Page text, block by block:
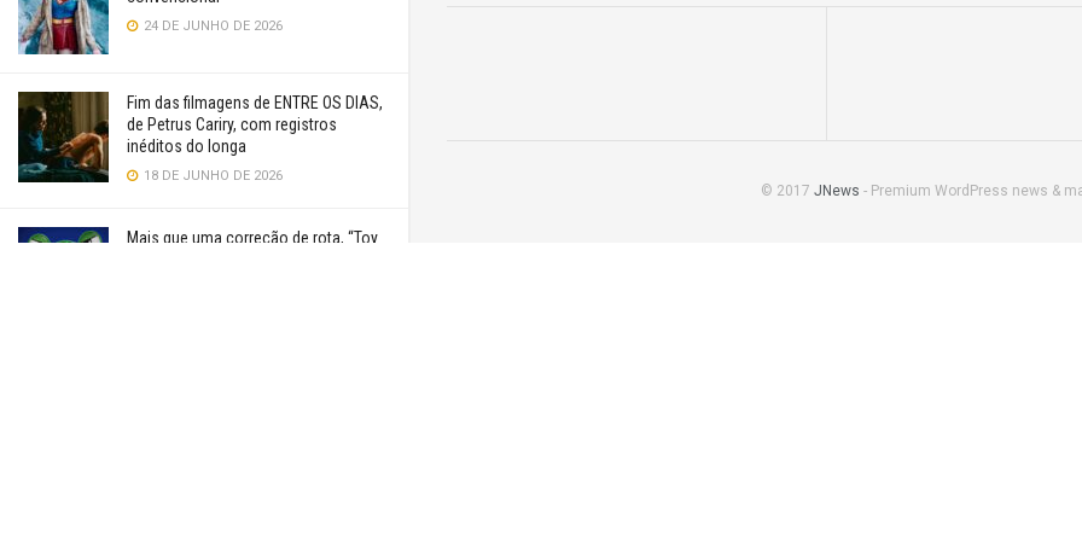
24 DE JUNHO DE 2026
Fim das filmagens de ENTRE OS DIAS,
de Petrus Cariry, com registros
inéditos do longa
18 DE JUNHO DE 2026
Mais que uma correção de rota, “Toy
© 2017 JNews - Premium WordPress news &